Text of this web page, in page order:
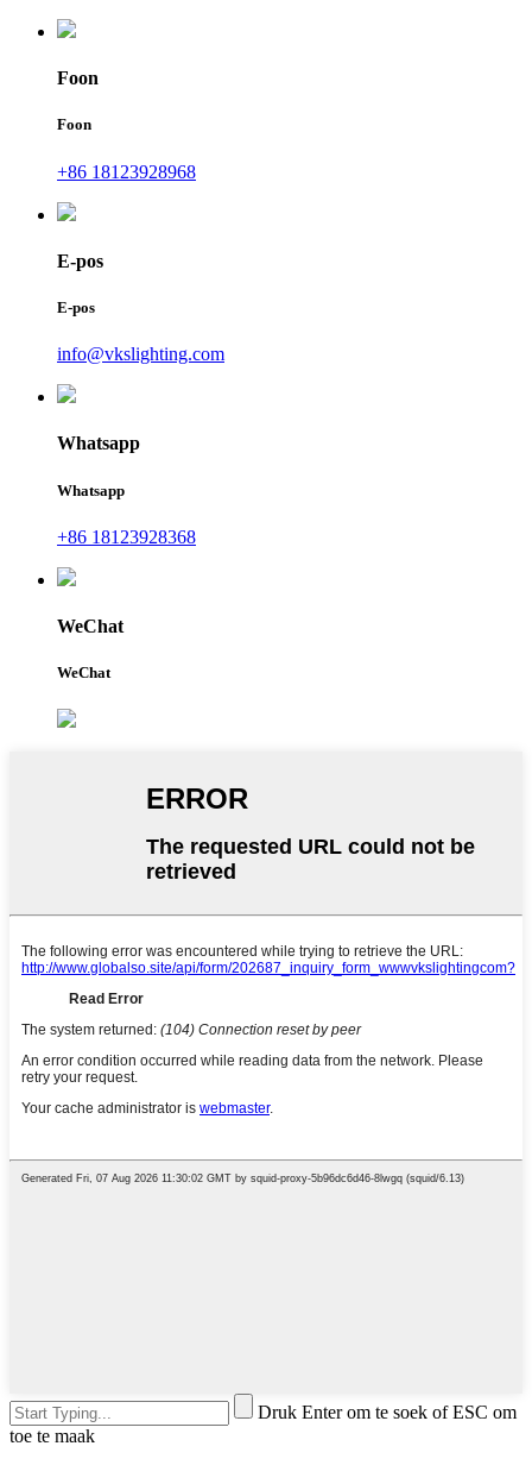
Foon
Foon
+86 18123928968
E-pos
E-pos
info@vkslighting.com
Whatsapp
Whatsapp
+86 18123928368
WeChat
WeChat
Druk Enter om te soek of ESC om
toe te maak